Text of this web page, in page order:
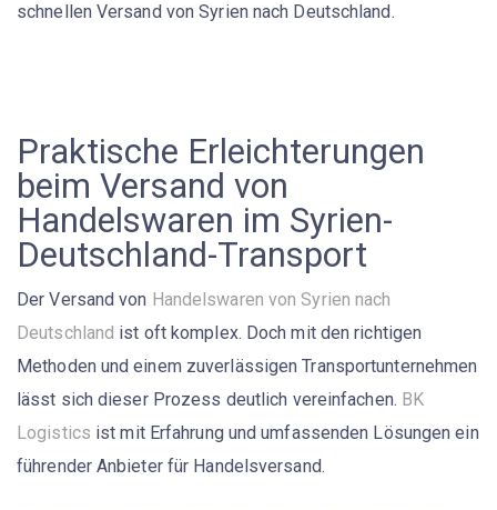
schnellen Versand von Syrien nach Deutschland.
Praktische Erleichterungen
beim Versand von
Handelswaren im Syrien-
Deutschland-Transport
Der Versand von Handelswaren von Syrien nach
Deutschland ist oft komplex. Doch mit den richtigen
Methoden und einem zuverlässigenTransportunternehmen
lässt sich dieser Prozess deutlich vereinfachen. BK
Logistics ist mit Erfahrung und umfassenden Lösungen ein
führender Anbieter für Handelsversand.